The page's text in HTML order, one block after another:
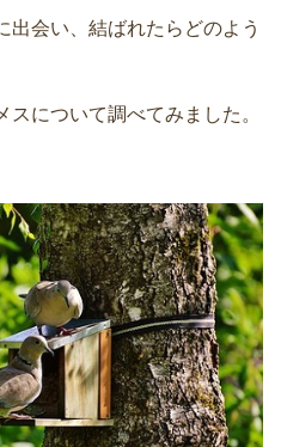
出会い、結ばれたらどのよう
について調べてみました。